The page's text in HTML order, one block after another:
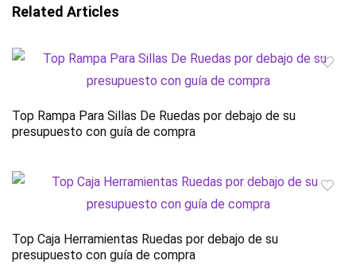
Related Articles
Top Rampa Para Sillas De Ruedas por debajo de su
presupuesto con guía de compra
Top Caja Herramientas Ruedas por debajo de su
presupuesto con guía de compra